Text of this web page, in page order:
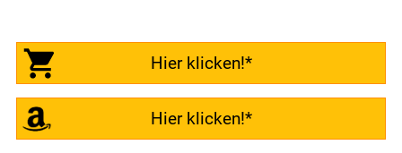
Hier klicken!*
Hier klicken!*